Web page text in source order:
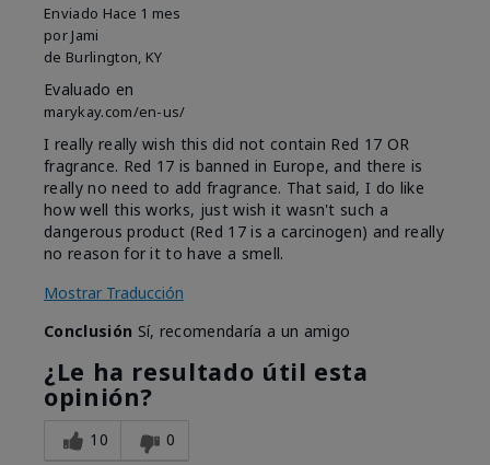
Enviado Hace 1 mes
por Jami
de Burlington, KY
Evaluado en
marykay.com/en-us/
I really really wish this did not contain Red 17 OR
fragrance. Red 17 is banned in Europe, and there is
really no need to add fragrance. That said, I do like
how well this works, just wish it wasn't such a
dangerous product (Red 17 is a carcinogen) and really
no reason for it to have a smell.
Mostrar Traducción
Conclusión Sí, recomendaría a un amigo
¿Le ha resultado útil esta
opinión?
10 0